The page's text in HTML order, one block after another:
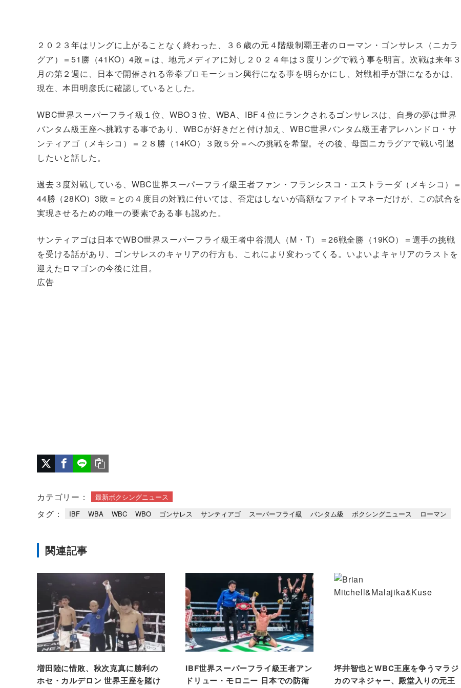
２０２３年はリングに上がることなく終わった、３６歳の元４階級制覇王者のローマン・ゴンサレス（ニカラ
グア）＝51勝（41KO）4敗＝は、地元メディアに対し２０２４年は３度リングで戦う事を明言。次戦は来年３
月の第２週に、日本で開催される帝拳プロモーション興行になる事を明らかにし、対戦相手が誰になるかは、
現在、本田明彦氏に確認しているとした。
WBC世界スーパーフライ級１位、WBO３位、WBA、IBF４位にランクされるゴンサレスは、自身の夢は世界
バンタム級王座へ挑戦する事であり、WBCが好きだと付け加え、WBC世界バンタム級王者アレハンドロ・サ
ンティアゴ（メキシコ）＝２８勝（14KO）３敗５分＝への挑戦を希望。その後、母国ニカラグアで戦い引退
したいと話した。
過去３度対戦している、WBC世界スーパーフライ級王者ファン・フランシスコ・エストラーダ（メキシコ）＝
44勝（28KO）3敗＝との４度目の対戦に付いては、否定はしないが高額なファイトマネーだけが、この試合を
実現させるための唯一の要素である事も認めた。
サンティアゴは日本でWBO世界スーパーフライ級王者中谷潤人（M・T）＝26戦全勝（19KO）＝選手の挑戦
を受ける話があり、ゴンサレスのキャリアの行方も、これにより変わってくる。いよいよキャリアのラストを
迎えたロマゴンの今後に注目。
広告
カテゴリー： 最新ボクシングニュース
タグ： IBF WBA WBC WBO ゴンサレス サンティアゴ スーパーフライ級 バンタム級 ボクシングニュース ローマン
関連記事
増田陸に惜敗、秋次克真に勝利の
ホセ・カルデロン 世界王座を賭け
IBF世界スーパーフライ級王者アン
ドリュー・モロニー 日本での防衛
坪井智也とWBC王座を争うマラジ
カのマネジャー、殿堂入りの元王